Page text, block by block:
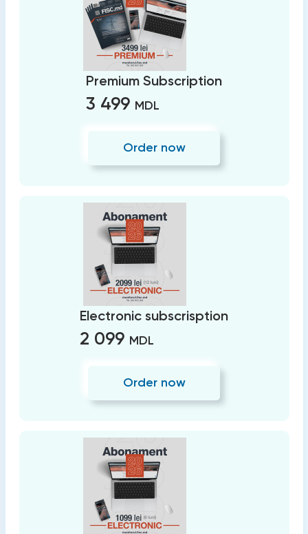
Premium Subscription
3 499 MDL
Order now
Electronic subscrisption
2 099 MDL
Order now